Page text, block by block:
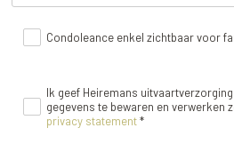
Condoleance enkel zichtbaar voor
Ik geef Heiremans
gegevens te bewaren en verwerken
privacy statement*